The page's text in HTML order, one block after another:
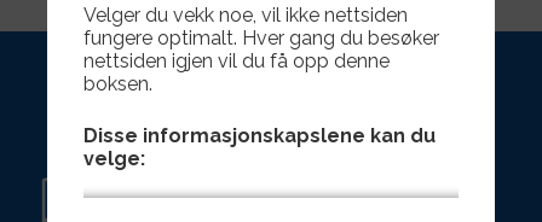
Velger du vekk noe, vil ikke nettsiden
fungere optimalt. Hver gang du besøker
nettsiden igjen vil du få opp denne
boksen.
Disse informasjonskapslene kan du
velge: